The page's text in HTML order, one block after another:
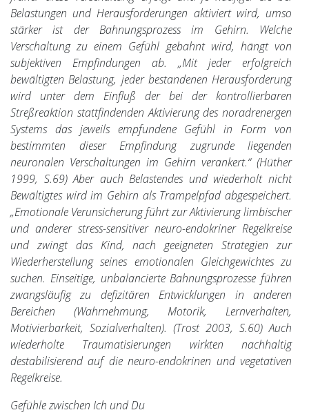
Belastungen und Herausforderungen aktiviert wird, umso
stärker ist der Bahnungsprozess im Gehirn. Welche
Verschaltung zu einem Gefühl gebahnt wird, hängt von
subjektiven Empfindungen ab. „Mit jeder erfolgreich
bewältigten Belastung, jeder bestandenen Herausforderung
wird unter dem Einfluß der bei der kontrollierbaren
Streßreaktion stattfindenden Aktivierung des noradrenergen
Systems das jeweils empfundene Gefühl in Form von
bestimmten dieser Empfindung zugrunde liegenden
neuronalen Verschaltungen im Gehirn verankert.“ (Hüther
1999, S.69) Aber auch Belastendes und wiederholt nicht
Bewältigtes wird im Gehirn als Trampelpfad abgespeichert.
„Emotionale Verunsicherung führt zur Aktivierung limbischer
und anderer stress-sensitiver neuro-endokriner Regelkreise
und zwingt das Kind, nach geeigneten Strategien zur
Wiederherstellung seines emotionalen Gleichgewichtes zu
suchen. Einseitige, unbalancierte Bahnungsprozesse führen
zwangsläufig zu defizitären Entwicklungen in anderen
Bereichen (Wahrnehmung, Motorik, Lernverhalten,
Motivierbarkeit, Sozialverhalten). (Trost 2003, S.60) Auch
wiederholte Traumatisierungen wirkten nachhaltig
destabilisierend auf die neuro-endokrinen und vegetativen
Regelkreise.
Gefühle zwischen Ich und Du